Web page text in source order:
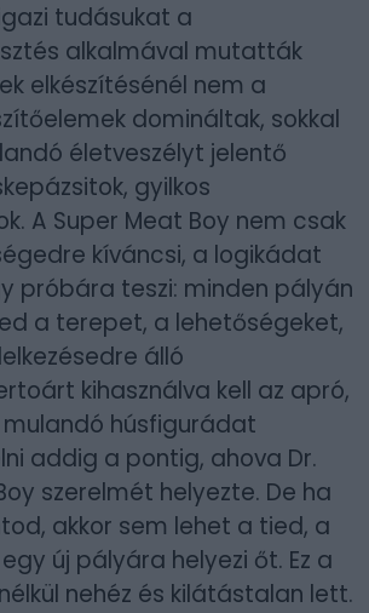
tudásukat a
alkalmával mutatták
elkészítésénél nem a
domináltak, sokkal
életveszélyt jelentő
gyilkos
A Super Meat Boy nem csak
kíváncsi, a logikádat
próbára teszi: minden pályán
a terepet, a lehetőségeket,
álló
kihasználva kell az apró,
húsfigurádat
addig a pontig, ahova Dr.
szerelmét helyezte. De ha
akkor sem lehet a tied, a
új pályára helyezi őt. Ez a
nehéz és kilátástalan lett.